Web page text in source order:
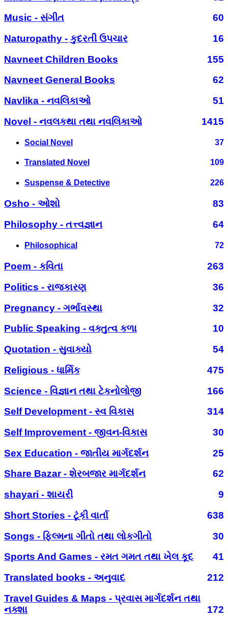
Music - સંગીત
60
Naturopathy - કુદરતી ઉપચાર
16
Navneet Children Books
155
Navneet General Books
62
Navlika - નવલિકાઓ
51
Novel - નવલકથા તથા નવલિકાઓ
1415
Social Novel 37
Translated Novel 109
Suspense & Detective 226
Osho - ઓશો
83
Philosophy - તત્ત્વજ્ઞાન
64
Philosophical 72
Poem - કવિતા
263
Politics - રાજકારણ
36
Pregnancy - ગર્ભાવસ્થા
32
Public Speaking - વક્તુત્વ કળા
10
Quotation - સુવાક્યો
54
Religious - ધાર્મિક
475
Science - વિજ્ઞાન તથા ટેકનોલોજી
166
Self Development - સ્વ વિકાસ
314
Self Improvement - જીવન-વિકાસ
30
Sex Education - જાતીય માર્ગદર્શન
25
Share Bazar - શેરબજાર માર્ગદર્શન
62
shayari - શાયરી
9
Short Stories - ટૂંકી વાર્તા
638
Songs - ફિલ્મના ગીતો તથા લોકગીતો
30
Sports And Games - રમત ગમત તથા ખેલ કૂદ
41
Translated books - અનુવાદ
212
Travel Guides & Maps - પ્રવાસ માર્ગદર્શન તથા
નક્શા
172